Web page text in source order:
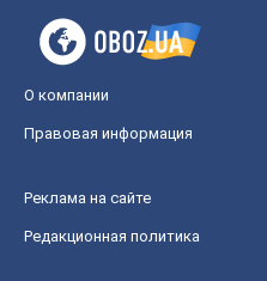
О компании
Правовая информация
Реклама на сайте
Редакционная политика